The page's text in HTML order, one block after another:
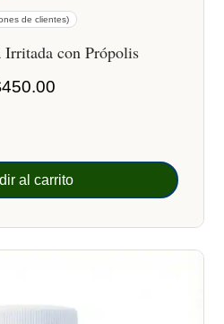
de clientes)
Irritada con Própolis
450.00
al carrito